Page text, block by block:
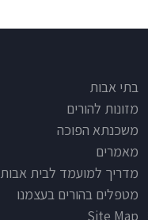
Footer
בתי אבות
מזונות להורים
משכנתא הפוכה
מאמרים
מדריך למועמד לבית אבות
מטפלים בהורים בעצמנו
Site Map